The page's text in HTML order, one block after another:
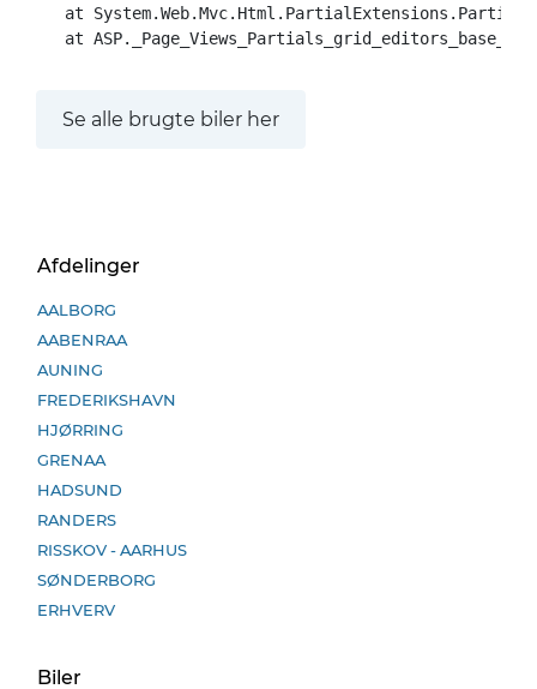
at
at
Se alle brugte biler her
Afdelinger
AALBORG
AABENRAA
AUNING
FREDERIKSHAVN
HJØRRING
GRENAA
HADSUND
RANDERS
RISSKOV - AARHUS
SØNDERBORG
ERHVERV
Biler